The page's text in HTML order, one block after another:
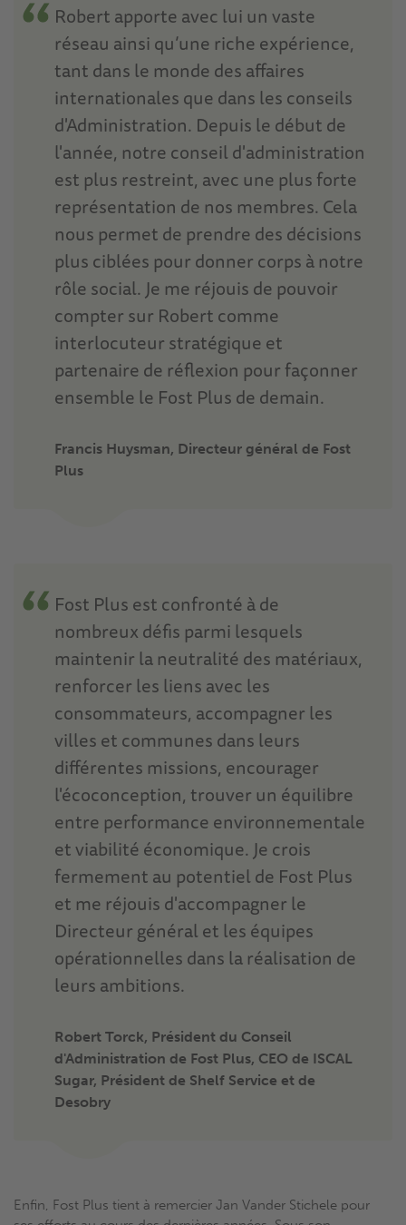
Robert apporte avec lui un vaste
réseau ainsi qu’une riche expérience,
tant dans le monde des affaires
internationales que dans les conseils
d'Administration. Depuis le début de
l'année, notre conseil d'administration
est plus restreint, avec une plus forte
représentation de nos membres. Cela
nous permet de prendre des décisions
plus ciblées pour donner corps à notre
rôle social. Je me réjouis de pouvoir
compter sur Robert comme
interlocuteur stratégique et
partenaire de réflexion pour façonner
ensemble le Fost Plus de demain.
Francis Huysman, Directeur général de Fost
Plus
Fost Plus est confronté à de
nombreux défis parmi lesquels
maintenir la neutralité des matériaux,
renforcer les liens avec les
consommateurs, accompagner les
villes et communes dans leurs
différentes missions, encourager
l'écoconception, trouver un équilibre
entre performance environnementale
et viabilité économique. Je crois
fermement au potentiel de Fost Plus
et me réjouis d'accompagner le
Directeur général et les équipes
opérationnelles dans la réalisation de
leurs ambitions.
Robert Torck, Président du Conseil
d'Administration de Fost Plus, CEO de ISCAL
Sugar, Président de Shelf Service et de
Desobry
Enfin, Fost Plus tient à remercier Jan Vander Stichele pour